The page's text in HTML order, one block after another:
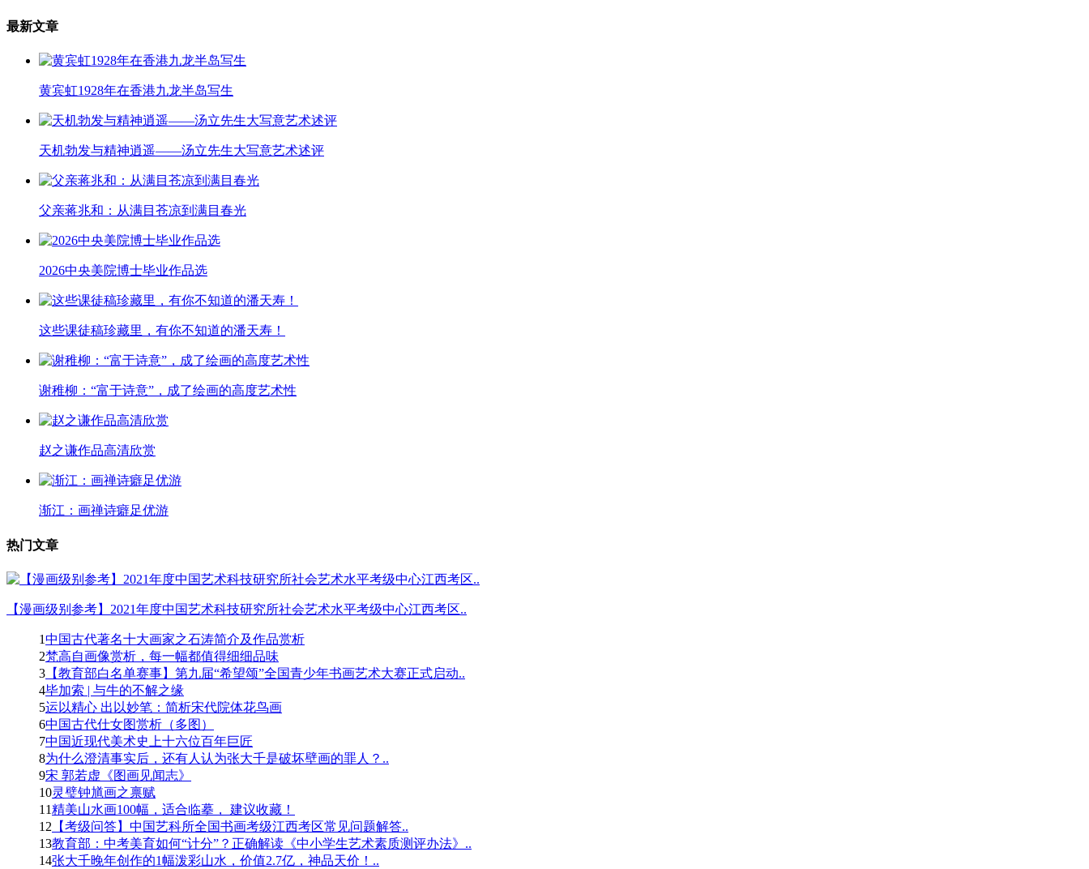
最新文章
黄宾虹1928年在香港九龙半岛写生
天机勃发与精神逍遥——汤立先生大写意艺术述评
父亲蒋兆和：从满目苍凉到满目春光
2026中央美院博士毕业作品选
这些课徒稿珍藏里，有你不知道的潘天寿！
谢稚柳：“富于诗意”，成了绘画的高度艺术性
赵之谦作品高清欣赏
渐江：画禅诗癖足优游
热门文章
【漫画级别参考】2021年度中国艺术科技研究所社会艺术水平考级中心江西考区..
1中国古代著名十大画家之石涛简介及作品赏析
2梵高自画像赏析，每一幅都值得细细品味
3 【教育部白名单赛事】第九届“希望颂”全国青少年书画艺术大赛正式启动..
4毕加索 | 与牛的不解之缘
5运以精心 出以妙笔：简析宋代院体花鸟画
6中国古代仕女图赏析（多图）
7中国近现代美术史上十六位百年巨匠
8为什么澄清事实后，还有人认为张大千是破坏壁画的罪人？..
9宋 郭若虚《图画见闻志》
10灵璧钟馗画之禀赋
11精美山水画100幅，适合临摹， 建议收藏！
12 【考级问答】中国艺科所全国书画考级江西考区常见问题解答..
13教育部：中考美育如何“计分”？正确解读《中小学生艺术素质测评办法》..
14张大千晚年创作的1幅泼彩山水，价值2.7亿，神品天价！..